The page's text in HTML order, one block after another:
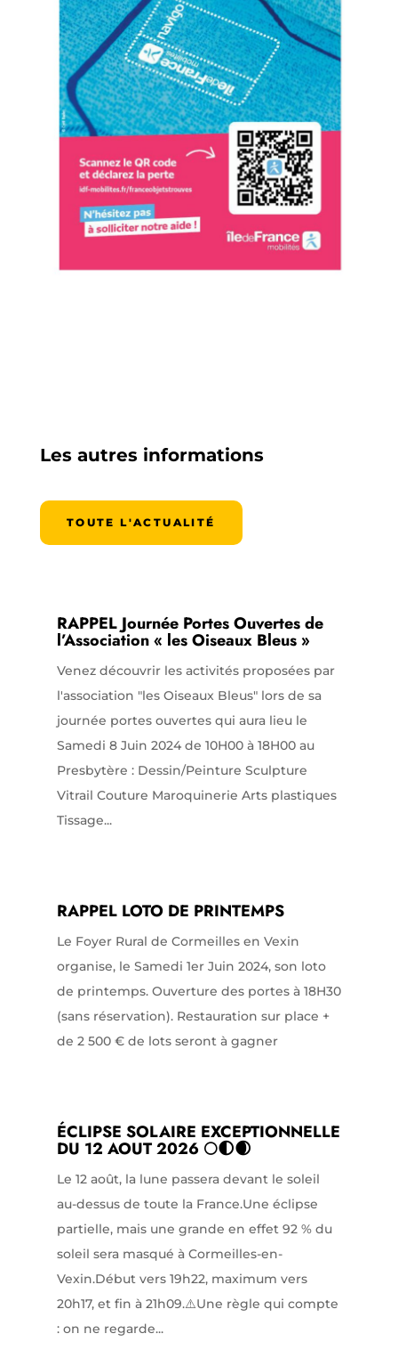
Les autres informations
TOUTE L'ACTUALITÉ
RAPPEL Journée Portes Ouvertes de
l’Association « les Oiseaux Bleus »
Venez découvrir les activités proposées par
l'association "les Oiseaux Bleus" lors de sa
journée portes ouvertes qui aura lieu le
Samedi 8 Juin 2024 de 10H00 à 18H00 au
Presbytère : Dessin/Peinture Sculpture
Vitrail Couture Maroquinerie Arts plastiques
Tissage...
RAPPEL LOTO DE PRINTEMPS
Le Foyer Rural de Cormeilles en Vexin
organise, le Samedi 1er Juin 2024, son loto
de printemps. Ouverture des portes à 18H30
(sans réservation). Restauration sur place +
de 2 500 € de lots seront à gagner
ÉCLIPSE SOLAIRE EXCEPTIONNELLE
DU 12 AOUT 2026 🌕🌓🌒
Le 12 août, la lune passera devant le soleil
au-dessus de toute la France.Une éclipse
partielle, mais une grande en effet 92 % du
soleil sera masqué à Cormeilles-en-
Vexin.Début vers 19h22, maximum vers
20h17, et fin à 21h09.⚠️Une règle qui compte
: on ne regarde...